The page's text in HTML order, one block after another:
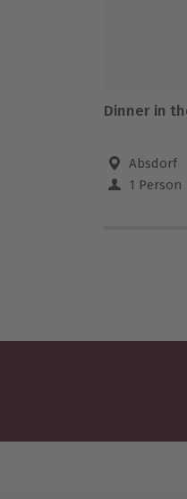
Dinner in
Absdorf
1 Person